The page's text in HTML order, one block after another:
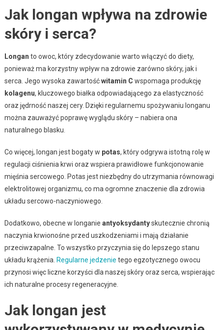
Jak longan wpływa na zdrowie
skóry i serca?
Longan to owoc, który zdecydowanie warto włączyć do diety,
ponieważ ma korzystny wpływ na zdrowie zarówno skóry, jak i
serca. Jego wysoka zawartośćwitamin C wspomaga produkcję
kolagenu, kluczowego białka odpowiadającego za elastyczność
oraz jędrność naszej cery. Dzięki regularnemu spożywaniu longanu
można zauważyć poprawę wyglądu skóry – nabiera ona
naturalnego blasku.
Co więcej, longan jest bogaty w potas, który odgrywa istotną rolę w
regulacji ciśnienia krwi oraz wspiera prawidłowe funkcjonowanie
mięśnia sercowego. Potas jest niezbędny do utrzymania równowagi
elektrolitowej organizmu, co ma ogromne znaczenie dla zdrowia
układu sercowo-naczyniowego.
Dodatkowo, obecne w longanie antyoksydantyskutecznie chronią
naczynia krwionośne przed uszkodzeniami i mają działanie
przeciwzapalne. To wszystko przyczynia się do lepszego stanu
układu krążenia. Regularne jedzenie tego egzotycznego owocu
przynosi więc liczne korzyści dla naszej skóry oraz serca, wspierając
ich naturalne procesy regeneracyjne.
Jak longan jest